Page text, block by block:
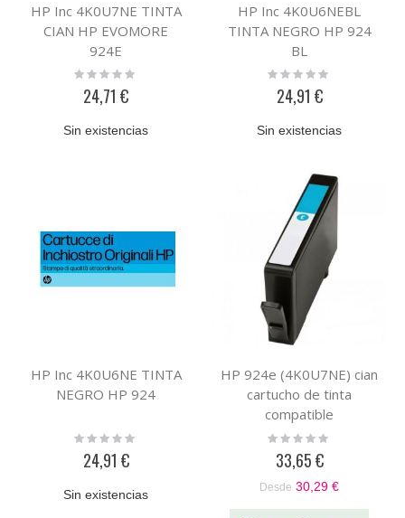
HP Inc 4K0U7NE TINTA
CIAN HP EVOMORE
924E
Rating:
24,71 €
Sin existencias
HP Inc 4K0U6NEBL
TINTA NEGRO HP 924
BL
Rating:
24,91 €
Sin existencias
HP Inc 4K0U6NE TINTA
NEGRO HP 924
Rating:
24,91 €
Sin existencias
HP 924e (4K0U7NE) cian
cartucho de tinta
compatible
Rating:
33,65 €
Desde 30,29 €